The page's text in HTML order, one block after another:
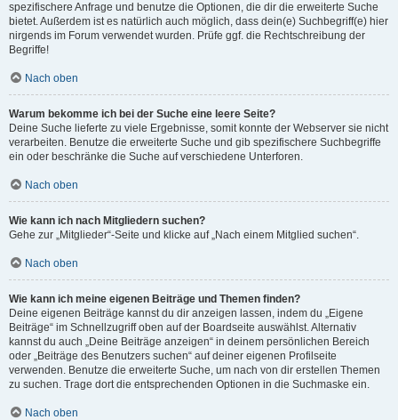
spezifischere Anfrage und benutze die Optionen, die dir die erweiterte Suche
bietet. Außerdem ist es natürlich auch möglich, dass dein(e) Suchbegriff(e) hier
nirgends im Forum verwendet wurden. Prüfe ggf. die Rechtschreibung der
Begriffe!
Nach oben
Warum bekomme ich bei der Suche eine leere Seite?
Deine Suche lieferte zu viele Ergebnisse, somit konnte der Webserver sie nicht
verarbeiten. Benutze die erweiterte Suche und gib spezifischere Suchbegriffe
ein oder beschränke die Suche auf verschiedene Unterforen.
Nach oben
Wie kann ich nach Mitgliedern suchen?
Gehe zur „Mitglieder“-Seite und klicke auf „Nach einem Mitglied suchen“.
Nach oben
Wie kann ich meine eigenen Beiträge und Themen finden?
Deine eigenen Beiträge kannst du dir anzeigen lassen, indem du „Eigene
Beiträge“ im Schnellzugriff oben auf der Boardseite auswählst. Alternativ
kannst du auch „Deine Beiträge anzeigen“ in deinem persönlichen Bereich
oder „Beiträge des Benutzers suchen“ auf deiner eigenen Profilseite
verwenden. Benutze die erweiterte Suche, um nach von dir erstellen Themen
zu suchen. Trage dort die entsprechenden Optionen in die Suchmaske ein.
Nach oben